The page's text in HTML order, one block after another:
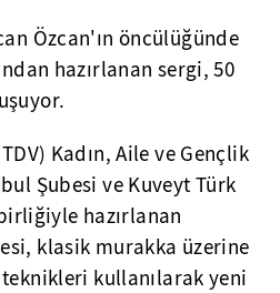
Özcan'ın öncülüğünde
hazırlanan sergi, 50
Kadın, Aile ve Gençlik
Şubesi ve Kuveyt Türk
hazırlanan
klasik murakka üzerine
kullanılarak yeni